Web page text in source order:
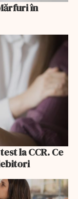
în
la CCR. Ce